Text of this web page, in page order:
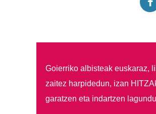
Goierriko albisteak euskaraz,
zaitez harpidedun, izan
garatzen eta indartzen